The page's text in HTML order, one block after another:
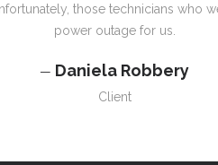
those technicians
power outage for us.
Daniela Robbery
Client